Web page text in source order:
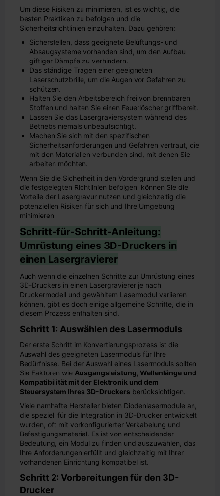
Um diese Risiken zu minimieren, ist es wichtig, die
besten Praktiken zu befolgen und die
Sicherheitsrichtlinien einzuhalten. Dazu gehören:
Sicherstellen, dass geeignete Belüftungs- und
Absaugsysteme vorhanden sind, um den Aufbau
giftiger Dämpfe zu verhindern.
Das ständige Tragen einer geeigneten
Laserschutzbrille, um die Augen vor Gefahren zu
schützen.
Halten Sie den Arbeitsbereich frei von brennbaren
Stoffen und halten Sie einen Feuerlöscher griffbereit.
Lassen Sie das Lasergraviersystem während des
Betriebs niemals unbeaufsichtigt.
Machen Sie sich mit den spezifischen
Sicherheitsanforderungen und Gefahren vertraut, die
mit den Materialien verbunden sind, mit denen Sie
arbeiten möchten.
Wenn Sie die Sicherheit in den Vordergrund stellen und
die festgelegten Richtlinien befolgen, können Sie die
Vorteile der Lasergravur nutzen und gleichzeitig die
potenziellen Risiken für sich und Ihre Umgebung
minimieren.
Schritt-für-Schritt-Anleitung:
Umrüstung eines 3D-Druckers in
einen Lasergravierer
Auch wenn die einzelnen Schritte zur Umrüstung eines
3D-Druckers in einen Lasergravierer je nach
Druckermodell und gewähltem Lasermodul variieren
können, gibt es doch einige allgemeine Schritte, die in
diesem Prozess enthalten sind.
Schritt 1: Auswählen des Lasermoduls
Der erste Schritt im Konvertierungsprozess ist die
Auswahl des geeigneten Lasermoduls für Ihre
Bedürfnisse. Bei der Auswahl eines Lasermoduls sollten
Sie Faktoren wie Ausgangsleistung, Wellenlänge und
Kompatibilität mit der Elektronik und dem
Steuersystem Ihres 3D-Druckers berücksichtigen.
Viele namhafte Hersteller bieten Diodenlasermodule an,
die speziell für die Integration in 3D-Drucker entwickelt
wurden, oft mit vorkonfigurierter Verkabelung und
Befestigungsmaterial. Es ist von entscheidender
Bedeutung, ein Modul zu finden und auszuwählen, das
Ihre Anforderungen erfüllt und gleichzeitig mit Ihrer
vorhandenen Einrichtung kompatibel ist.
Schritt 2: Vorbereitungen für den 3D-
Drucker